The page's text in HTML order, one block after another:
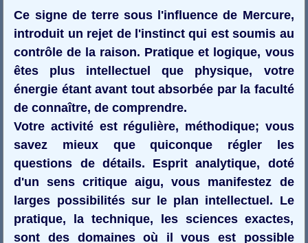
Ce signe de terre sous l'influence de Mercure,
introduit un rejet de l'instinct qui est soumis au
contrôle de la raison. Pratique et logique, vous
êtes plus intellectuel que physique, votre
énergie étant avant tout absorbée par la faculté
de connaître, de comprendre.
Votre activité est régulière, méthodique; vous
savez mieux que quiconque régler les
questions de détails. Esprit analytique, doté
d'un sens critique aigu, vous manifestez de
larges possibilités sur le plan intellectuel. Le
pratique, la technique, les sciences exactes,
sont des domaines où il vous est possible